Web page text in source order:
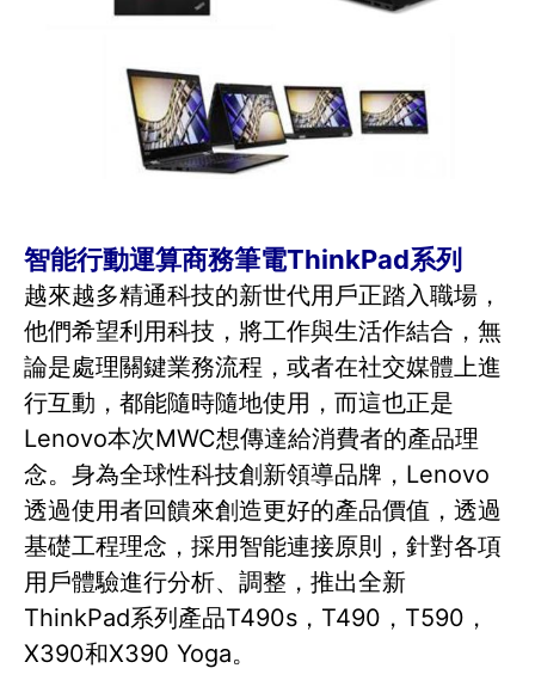
智能行動運算商務筆電ThinkPad系列
越來越多精通科技的新世代用戶正踏入職場，
他們希望利用科技，將工作與生活作結合，無
論是處理關鍵業務流程，或者在社交媒體上進
行互動，都能隨時隨地使用，而這也正是
Lenovo本次MWC想傳達給消費者的產品理
念。身為全球性科技創新領導品牌，Lenovo
透過使用者回饋來創造更好的產品價值，透過
基礎工程理念，採用智能連接原則，針對各項
用戶體驗進行分析、調整，推出全新
ThinkPad系列產品T490s，T490，T590，
X390和X390 Yoga。